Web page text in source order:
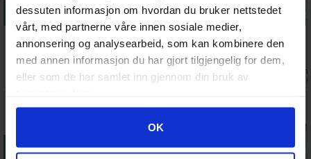
dessuten informasjon om hvordan du bruker nettstedet
vårt, med partnerne våre innen sosiale medier,
annonsering og analysearbeid, som kan kombinere den
med annen informasjon du har gjort tilgjengelig for dem,
eller som de har samlet inn gjennom din bruk av
Googles retningslinjer for personvern
OK
Legg i handlekurven
Plastlomme
20-Pocket
Coins+Tokens
10stk
118,- Ventes inn
26.08.2026
Legg i handlekurven
Album Regular
Svart
299,- Antall på
lager:18
Legg i handlekurven
Side-Loading
Klar 63x88
99,- Antall på
lager:1
Legg i
Blood Red - 8
stk
119,- Ventes inn
17.08.2026
Legg i handlekurvenLegg i handlekurvenLegg i handlekurven
Legg i